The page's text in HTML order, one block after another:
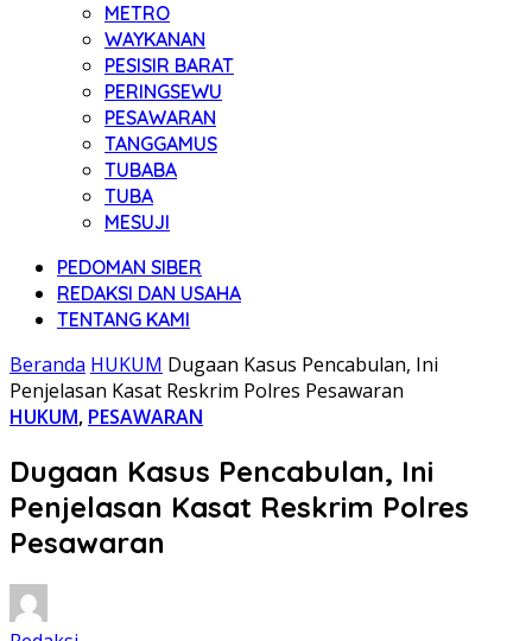
METRO
WAYKANAN
PESISIR BARAT
PERINGSEWU
PESAWARAN
TANGGAMUS
TUBABA
TUBA
MESUJI
PEDOMAN SIBER
REDAKSI DAN USAHA
TENTANG KAMI
Beranda HUKUM Dugaan Kasus Pencabulan, Ini
Penjelasan Kasat Reskrim Polres Pesawaran
HUKUM, PESAWARAN
Dugaan Kasus Pencabulan, Ini
Penjelasan Kasat Reskrim Polres
Pesawaran